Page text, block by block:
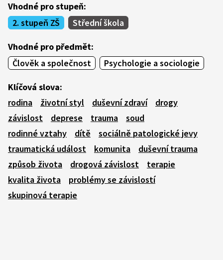
Vhodné pro stupeň:
2. stupeň ZŠ
Střední škola
Vhodné pro předmět:
Člověk a společnost
Psychologie a sociologie
Klíčová slova:
rodina
životní styl duševní zdraví
drogy
závislost
deprese trauma
soud
rodinné vztahy
dítě
sociálně patologické jevy
traumatická událost
komunita
duševní trauma
způsob života
drogová závislost
terapie
kvalita života
problémy se závislostí
skupinová terapie